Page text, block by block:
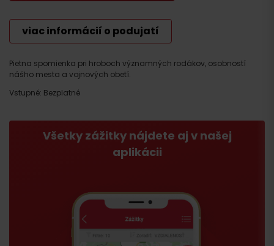
Pietna spomienka pri hroboch významných rodákov, osobností
nášho mesta a vojnových obetí.
Vstupné: Bezplatné
Všetky zážitky nájdete aj v našej
aplikácii
viac informácií o podujatí